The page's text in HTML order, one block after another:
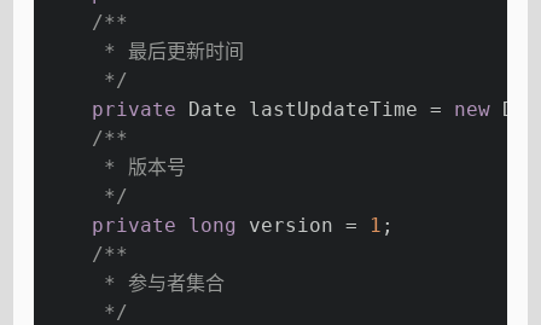
/**
     * 最后更新时间
     */
private Date lastUpdateTime = new
/**
     * 版本号
     */
private
long version = 1 ;
/**
     * 参与者集合
     */